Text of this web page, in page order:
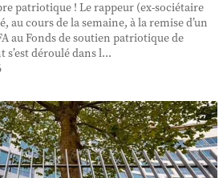
patriotique ! Le rappeur (ex-sociétaire
au cours de la semaine, à la remise d’un
au Fonds de soutien patriotique de
s’est déroulé dans l...